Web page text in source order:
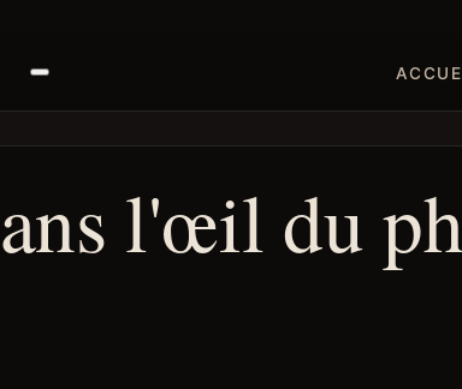
l'œil du